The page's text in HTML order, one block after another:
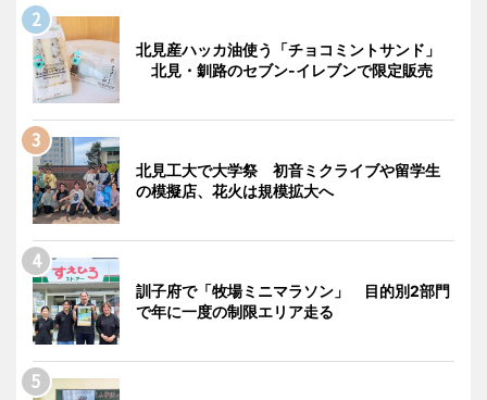
北見産ハッカ油使う「チョコミントサンド」
北見・釧路のセブン-イレブンで限定販売
北見工大で大学祭 初音ミクライブや留学生
の模擬店、花火は規模拡大へ
訓子府で「牧場ミニマラソン」 目的別2部門
で年に一度の制限エリア走る